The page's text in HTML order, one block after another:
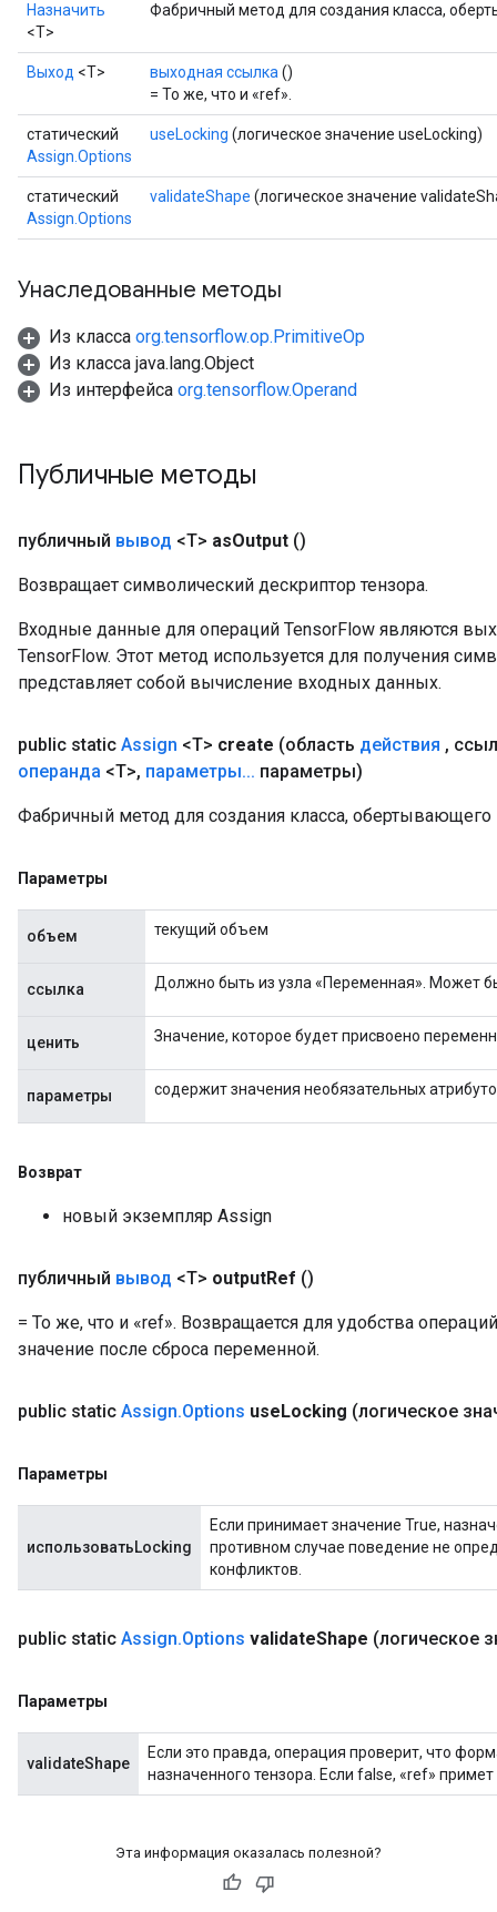
Назначить
<T>
Фабричный метод для создания класса,
Выход <Т> выходная ссылка ()
= То же, что и «ref».
статический
Assign.Options
useLocking (логическое значение useLocking)
статический
Assign.Options
validateShape (логическое значение
Унаследованные методы
Из класса org.tensorflow.op.PrimitiveOp
Из класса java.lang.Object
Из интерфейса org.tensorflow.Operand
Публичные методы
публичный вывод <T> asOutput ()
Возвращает символический дескриптор тензора.
Входные данные для операций TensorFlow являются
TensorFlow. Этот метод используется для получения
представляет собой вычисление входных данных.
public static Assign <T> create (область действия ,
операнда <T>, параметры... параметры)
Фабричный метод для создания класса,
Параметры
объем текущий объем
ссылка Должно быть из узла «Переменная». Может
ценить Значение, которое будет присвоено
параметры содержит значения необязательных
Возврат
новый экземпляр Assign
публичный вывод <T> outputRef ()
= То же, что и «ref». Возвращается для удобства
значение после сброса переменной.
public static Assign.Options useLocking (логическое
Параметры
использоватьLocking
Если принимает значение True,
противном случае поведение не
конфликтов.
public static Assign.Options validateShape (логическое
Параметры
validateShape
Если это правда, операция проверит, что
назначенного тензора. Если false, «ref»
Эта информация оказалась полезной?